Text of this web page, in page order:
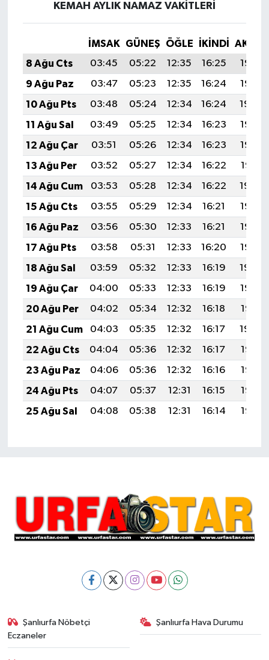
KEMAH AYLIK NAMAZ VAKITLERI
İMSAK GÜNEŞ ÖĞLE İKINDI
8 Ağu Cts
03:45 05:22 12:35 16:25
19:37
9 Ağu Paz
03:47 05:23 12:35 16:24
19:36
10 Ağu Pts
03:48 05:24 12:34 16:24
19:34
11 Ağu Sal
03:49 05:25 12:34 16:23
19:33
12 Ağu Çar
03:51 05:26 12:34 16:23
19:32
13 Ağu Per
03:52 05:27 12:34 16:22
19:31
14 Ağu Cum
03:53 05:28 12:34 16:22
19:29
15 Ağu Cts
03:55 05:29 12:34 16:21
19:28
16 Ağu Paz
03:56 05:30 12:33 16:21
19:27
17 Ağu Pts
03:58 05:31 12:33 16:20
19:25
18 Ağu Sal
03:59 05:32 12:33 16:19
19:24
19 Ağu Çar
04:00 05:33 12:33 16:19
19:23
20 Ağu Per
04:02 05:34 12:32 16:18
19:21
21 Ağu Cum
04:03 05:35 12:32 16:17
19:20
22 Ağu Cts
04:04 05:36 12:32 16:17
19:18
23 Ağu Paz
04:06 05:36 12:32 16:16
19:17
24 Ağu Pts
04:07 05:37 12:31 16:15
19:15
25 Ağu Sal
04:08 05:38 12:31 16:14 19:14
Şanlıurfa Nöbetçi
Eczaneler
Şanlıurfa Hava Durumu